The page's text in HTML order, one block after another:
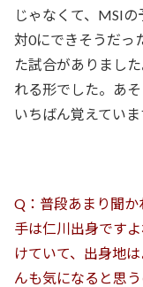
じゃなくて、MSI
対0にできそうだっ
た試合がありまし
れる形でした。あ
いちばん覚えていま
Q：普段あまり聞
手は仁川出身です
けていて、出身地
んも気になると思